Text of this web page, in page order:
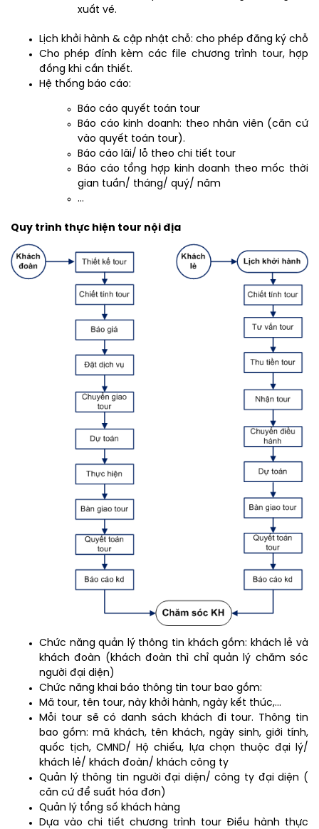
xuất vé.
Lịch khởi hành & cập nhật chỗ: cho phép đăng ký chỗ
Cho phép đính kèm các file chương trình tour, hợp
đồng khi cần thiết.
Hệ thống báo cáo:
Báo cáo quyết toán tour
Báo cáo kinh doanh: theo nhân viên (căn cứ
vào quyết toán tour).
Báo cáo lãi/ lỗ theo chi tiết tour
Báo cáo tổng hợp kinh doanh theo mốc thời
gian tuần/ tháng/ quý/ năm
…
Quy trình thực hiện tour nội địa
Chức năng quản lý thông tin khách gồm: khách lẻ và
khách đoàn (khách đoàn thì chỉ quản lý chăm sóc
người đại diện)
Chức năng khai báo thông tin tour bao gồm:
Mã tour, tên tour, này khởi hành, ngày kết thúc,…
Mỗi tour sẽ có danh sách khách đi tour. Thông tin
bao gồm: mã khách, tên khách, ngày sinh, giới tính,
quốc tịch, CMND/ Hộ chiếu, lựa chọn thuộc đại lý/
khách lẻ/ khách đoàn/ khách công ty
Quản lý thông tin người đại diện/ công ty đại diện (
căn cứ để suất hóa đơn)
Quản lý tổng số khách hàng
Dựa vào chi tiết chương trình tour Điều hành thực